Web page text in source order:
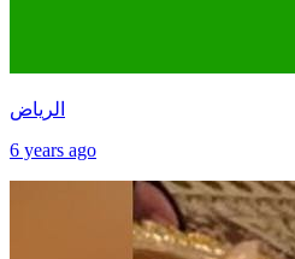
الرياض
6 years ago